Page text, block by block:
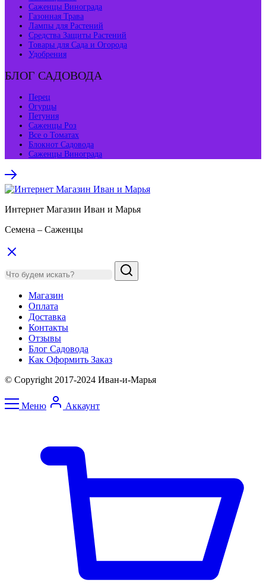
Саженцы Винограда
Газонная Трава
Лампы для Растений
Средства Защиты Растений
Товары для Сада и Огорода
Удобрения
БЛОГ САДОВОДА
Перец
Огурцы
Петуния
Саженцы Роз
Все о Томатах
Блокнот Садовода
Саженцы Винограда
Интернет Магазин Иван и Марья
Семена – Саженцы
Магазин
Оплата
Доставка
Контакты
Отзывы
Блог Садовода
Как Оформить Заказ
© Copyright 2017-2024 Иван-и-Марья
Меню Аккаунт